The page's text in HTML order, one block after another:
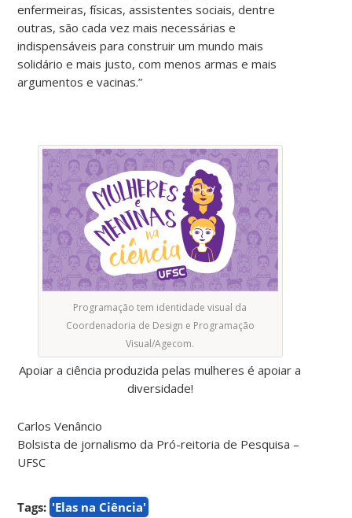
enfermeiras, físicas, assistentes sociais, dentre
outras, são cada vez mais necessárias e
indispensáveis para construir um mundo mais
solidário e mais justo, com menos armas e mais
argumentos e vacinas.”
Programação tem identidade visual da
Coordenadoria de Design e Programação
Visual/Agecom.
Apoiar a ciência produzida pelas mulheres é apoiar a
diversidade!
Carlos Venâncio
Bolsista de jornalismo da Pró-reitoria de Pesquisa –
UFSC
Tags: 'Elas na Ciência'